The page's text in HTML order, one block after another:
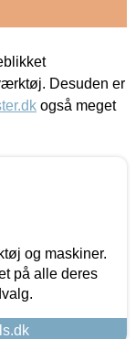
Desuden er
også meget
og maskiner.
på alle deres